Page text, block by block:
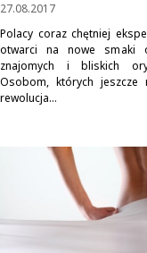
27.08.2017
Polacy coraz chętniej
otwarci na nowe smaki
znajomych i bliskich
Osobom, których jeszcze
rewolucja...